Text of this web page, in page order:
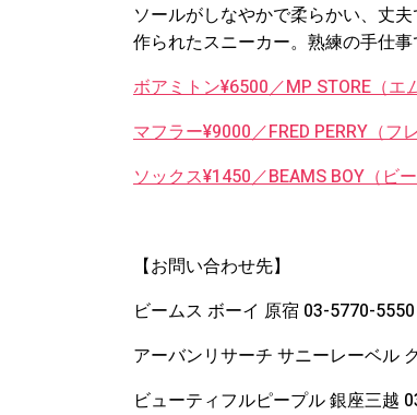
ソールがしなやかで柔らかい、丈
作られたスニーカー。熟練の手仕
ボアミトン¥6500／MP STORE（エ
マフラー¥9000／FRED PERRY（フ
ソックス¥1450／BEAMS BOY（ビ
【お問い合わせ先】
ビームス ボーイ 原宿 03-5770-5550
アーバンリサーチ サニーレーベル
ビューティフルピープル 銀座三越